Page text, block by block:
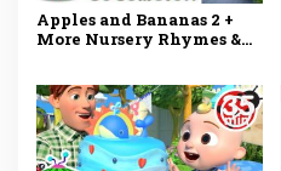
Apples and Bananas 2 +
More Nursery Rhymes &